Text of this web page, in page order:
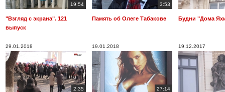
19:54
"Взгляд с экрана". 121
выпуск
3:53
Память об Олеге Табакове Будни "Дома
29.01.2018
2:35
19.01.2018
27:14
19.12.2017